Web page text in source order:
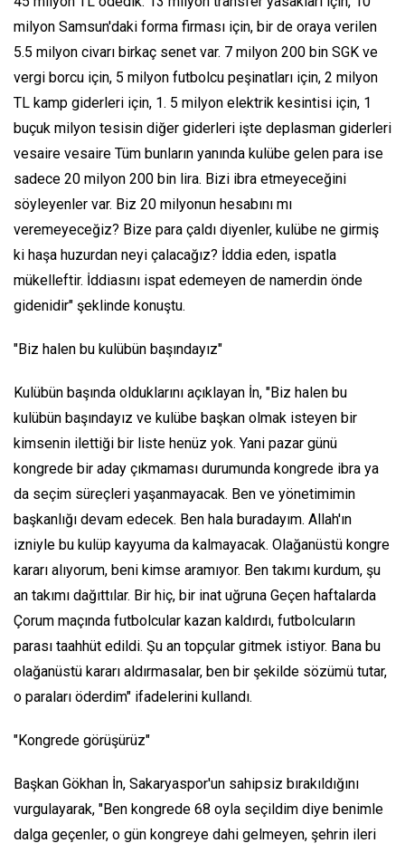
milyon Samsun'daki forma firması için, bir de oraya verilen
5.5 milyon civarı birkaç senet var. 7 milyon 200 bin SGK ve
vergi borcu için, 5 milyon futbolcu peşinatları için, 2 milyon
TL kamp giderleri için, 1. 5 milyon elektrik kesintisi için, 1
buçuk milyon tesisin diğer giderleri işte deplasman giderleri
vesaire vesaire Tüm bunların yanında kulübe gelen para ise
sadece 20 milyon 200 bin lira. Bizi ibra etmeyeceğini
söyleyenler var. Biz 20 milyonun hesabını mı
veremeyeceğiz? Bize para çaldı diyenler, kulübe ne girmiş
ki haşa huzurdan neyi çalacağız? İddia eden, ispatla
mükelleftir. İddiasını ispat edemeyen de namerdin önde
gidenidir" şeklinde konuştu.
"Biz halen bu kulübün başındayız"
Kulübün başında olduklarını açıklayan İn, "Biz halen bu
kulübün başındayız ve kulübe başkan olmak isteyen bir
kimsenin ilettiği bir liste henüz yok. Yani pazar günü
kongrede bir aday çıkmaması durumunda kongrede ibra ya
da seçim süreçleri yaşanmayacak. Ben ve yönetimimin
başkanlığı devam edecek. Ben hala buradayım. Allah'ın
izniyle bu kulüp kayyuma da kalmayacak. Olağanüstü kongre
kararı alıyorum, beni kimse aramıyor. Ben takımı kurdum, şu
an takımı dağıttılar. Bir hiç, bir inat uğruna Geçen haftalarda
Çorum maçında futbolcular kazan kaldırdı, futbolcuların
parası taahhüt edildi. Şu an topçular gitmek istiyor. Bana bu
olağanüstü kararı aldırmasalar, ben bir şekilde sözümü tutar,
o paraları öderdim" ifadelerini kullandı.
"Kongrede görüşürüz"
Başkan Gökhan İn, Sakaryaspor'un sahipsiz bırakıldığını
vurgulayarak, "Ben kongrede 68 oyla seçildim diye benimle
dalga geçenler, o gün kongreye dahi gelmeyen, şehrin ileri